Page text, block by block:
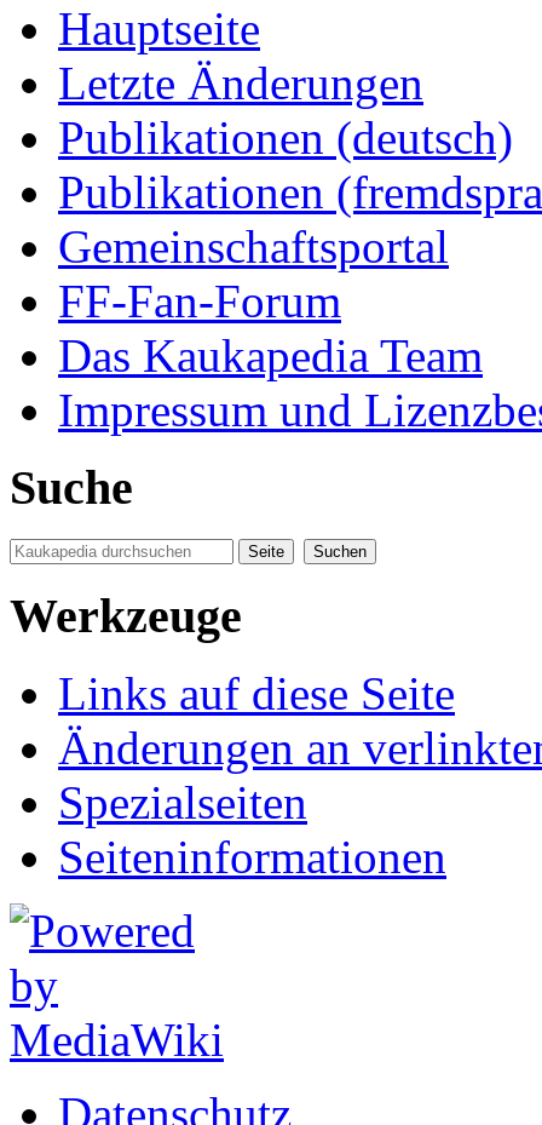
Hauptseite
Letzte Änderungen
Publikationen (deutsch)
Publikationen
Gemeinschaftsportal
FF-Fan-Forum
Das Kaukapedia Team
Impressum und
Suche
Werkzeuge
Links auf diese Seite
Änderungen an
Spezialseiten
Seiten­informationen
Datenschutz